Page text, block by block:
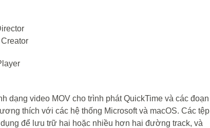
dạng video MOV cho trình phát QuickTime và các đoạn
thích với các hệ thống Microsoft và macOS. Các tệp
để lưu trữ hai hoặc nhiều hơn hai đường track, và